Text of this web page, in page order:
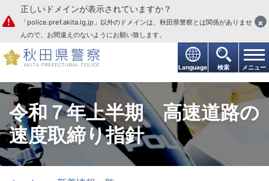
本文へ
Language 検索 メニュー
正しいドメインが表示されていますか？
「police.pref.akita.lg.jp」以外のドメインは、秋田県警察とは関係がありませ
んので、お間違えのないようにお願い致します。
×
令和７年上半期 高速道路の
速度取締り指針